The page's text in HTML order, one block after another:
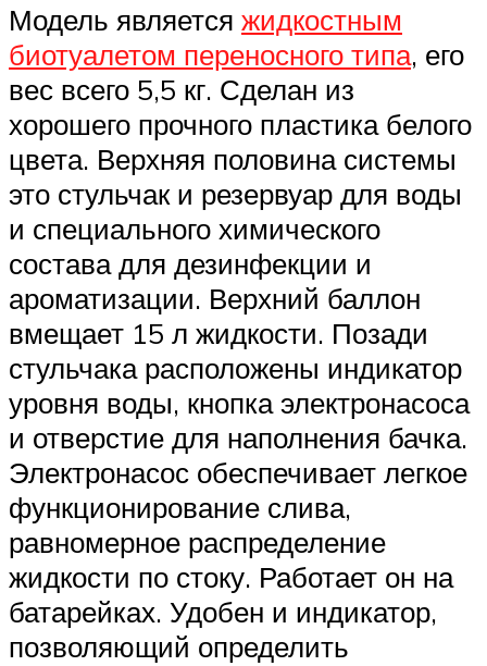
Модель является жидкостным
биотуалетом переносного типа, его
вес всего 5,5 кг. Сделан из
хорошего прочного пластика белого
цвета. Верхняя половина системы
это стульчак и резервуар для воды
и специального химического
состава для дезинфекции и
ароматизации. Верхний баллон
вмещает 15 л жидкости. Позади
стульчака расположены индикатор
уровня воды, кнопка электронасоса
и отверстие для наполнения бачка.
Электронасос обеспечивает легкое
функционирование слива,
равномерное распределение
жидкости по стоку. Работает он на
батарейках. Удобен и индикатор,
позволяющий определить